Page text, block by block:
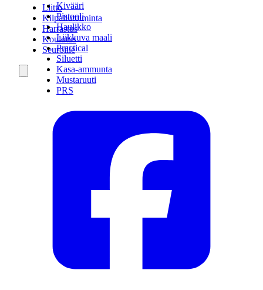
Kivääri
Pistooli
Haulikko
Liikkuva maali
Practical
Siluetti
Kasa-ammunta
Mustaruuti
PRS
Liitto
Kilpailutoiminta
Harrastus
Koulutus
Seuroille